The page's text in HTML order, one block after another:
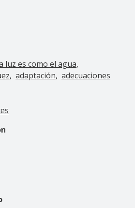
luz es como el agua
adaptación adecuaciones